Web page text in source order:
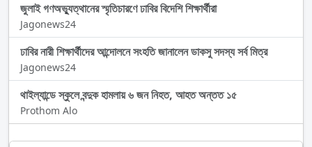
জুলাই গণঅভ্যুত্থানের স্মৃতিচারণে ঢাবির বিদেশি শিক্ষার্থীরা
Jagonews24
ঢাবির নারী শিক্ষার্থীদের আন্দোলনে সংহতি জানালেন ডাকসু সদস্য সর্ব মিত্র
Jagonews24
থাইল্যান্ডে স্কুলে বন্দুক হামলায় ৬ জন নিহত, আহত অন্তত ১৫
Prothom Alo